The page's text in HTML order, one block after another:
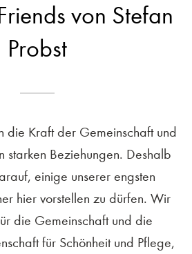
von Stefan
Probst
Kraft der Gemeinschaft und
starken Beziehungen. Deshalb
einige unserer engsten
hier vorstellen zu dürfen. Wir
die Gemeinschaft und die
für Schönheit und Pflege,